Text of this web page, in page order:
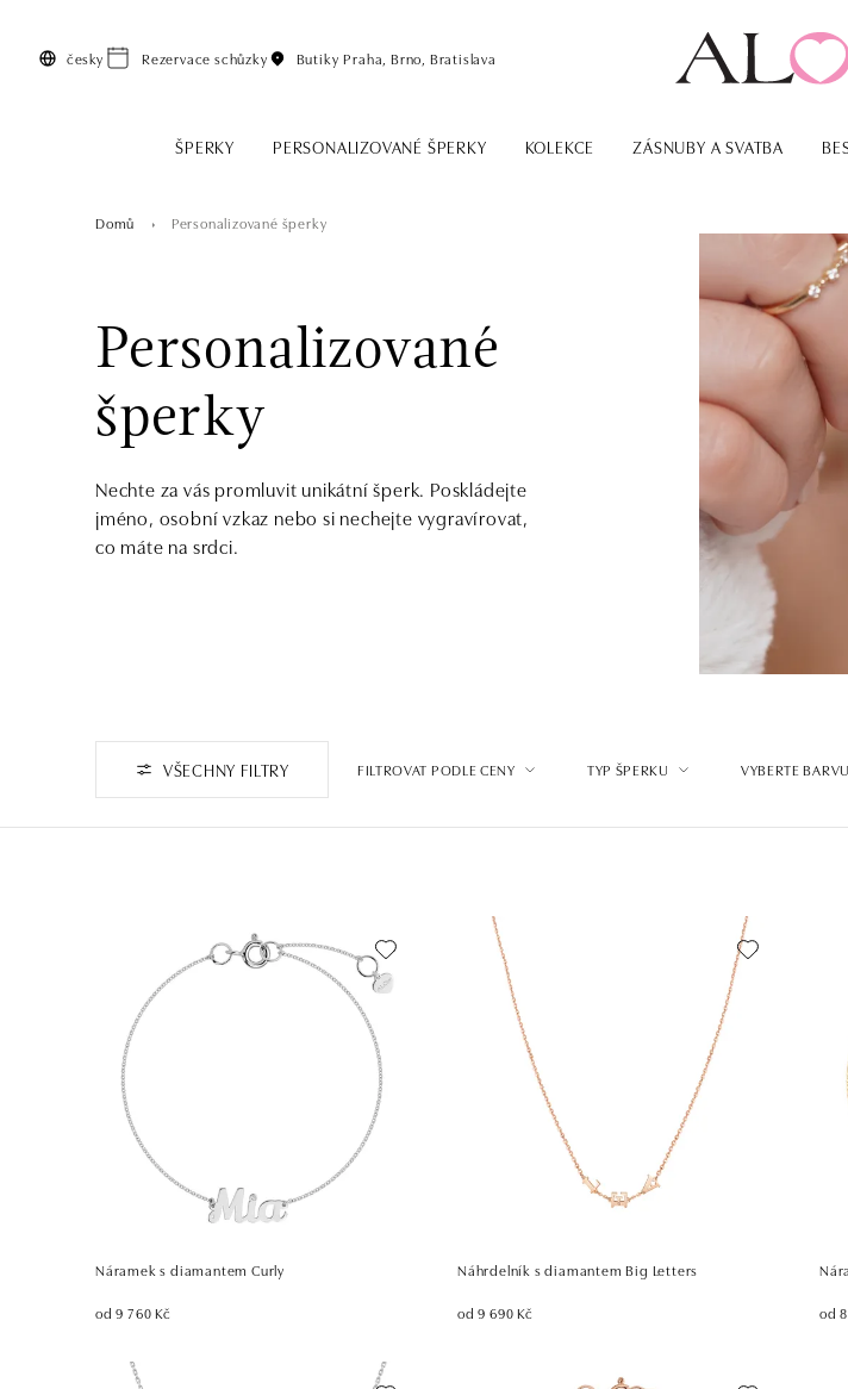
česky Rezervace schůzky Butiky Praha, Brno, Bratislava
ŠPERKY PERSONALIZOVANÉ ŠPERKY KOLEKCE ZÁSNUBY A SVATBA
Domů Personalizované šperky
Personalizované
šperky
Nechte za vás promluvit unikátní šperk. Poskládejte
jméno, osobní vzkaz nebo si nechejte vygravírovat,
co máte na srdci.
VŠECHNY FILTRY FILTROVAT PODLE CENY TYP ŠPERKU VYBERTE
Náramek s diamantem Curly
od 9 760 Kč
Náhrdelník s diamantem Big Letters
od 9 690 Kč od